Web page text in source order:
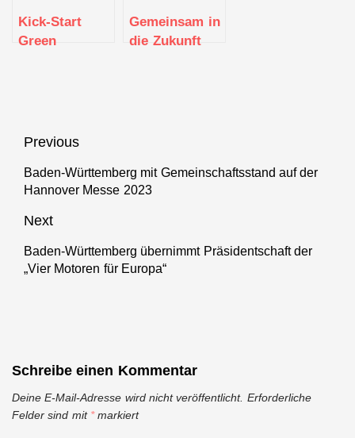
Kick-Start
Green
Gemeinsam in
die Zukunft
Beitragsnavigation
Previous
Previous
post:
Baden-Württemberg mit Gemeinschaftsstand auf der
Hannover Messe 2023
Next
Next
post:
Baden-Württemberg übernimmt Präsidentschaft der
„Vier Motoren für Europa“
Schreibe einen Kommentar
Deine E-Mail-Adresse wird nicht veröffentlicht. Erforderliche
Felder sind mit *markiert